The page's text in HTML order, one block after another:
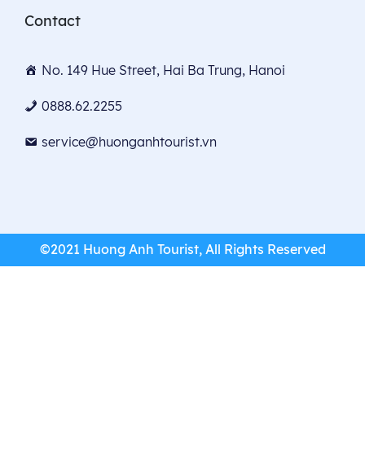
Contact
No. 149 Hue Street, Hai Ba Trung, Hanoi
0888.62.2255
service@huonganhtourist.vn
©2021 Huong Anh Tourist, All Rights Reserved